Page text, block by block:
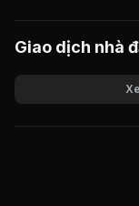
Giao dịch nhà